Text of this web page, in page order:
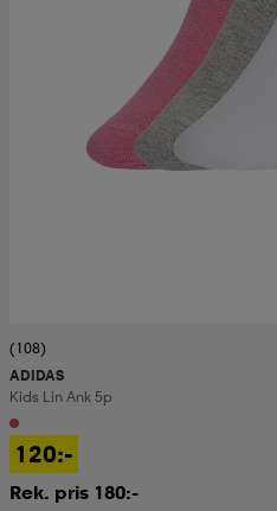
(108)
ADIDAS
Kids Lin Ank 5p
120:-
Rek. pris 180:-